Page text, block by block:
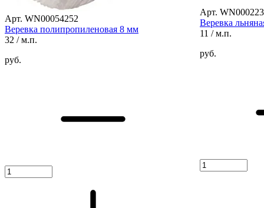
Арт. WN00054252
Веревка полипропиленовая 8 мм
32 / м.п.
руб.
Арт.
Веревка
11 / м.п.
руб.